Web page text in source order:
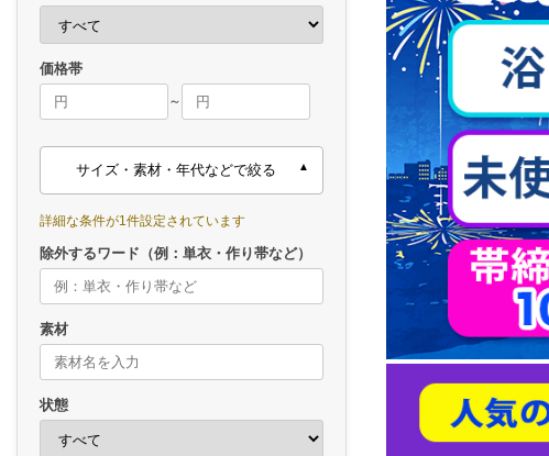
価格帯
～
サイズ・素材・年代などで絞る
詳細な条件が1件設定されています
除外するワード（例：単衣・作り帯など）
素材
状態